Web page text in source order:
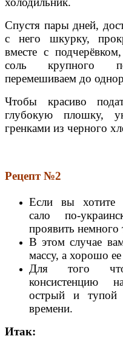
Спустя пары дней,
с него шкурку,
вместе с
соль крупного
перемешиваем до
Чтобы красиво
глубокую плошку,
гренками из черного
Рецепт №2
Если вы хотите
сало по-
проявить немного
В этом случае
массу, а хорошо
Для того
консистенцию
острый и тупой
времени.
Итак: